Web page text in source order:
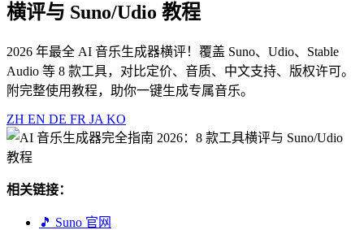
横评与 Suno/Udio 教程
2026 年最全 AI 音乐生成器横评！覆盖 Suno、Udio、Stable
Audio 等 8 款工具，对比定价、音质、中文支持、版权许可。
附完整使用教程，助你一键生成专属音乐。
ZH EN DE FR JA KO
相关链接：
🎵 Suno 官网